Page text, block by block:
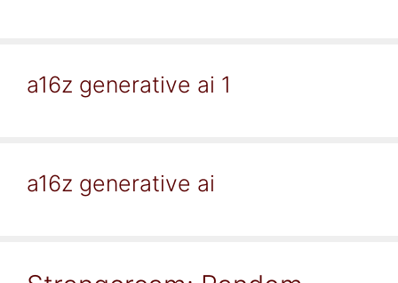
a16z generative ai 1
a16z generative ai